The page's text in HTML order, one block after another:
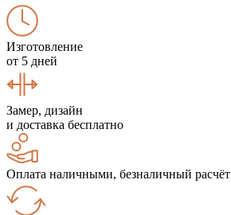
Изготовление
от 5 дней
Замер, дизайн
и доставка бесплатно
Оплата наличными, безналичный расчёт